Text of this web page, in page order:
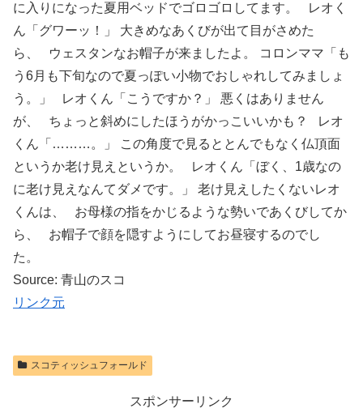
に入りになった夏用ベッドでゴロゴロしてます。 レオく
ん「グワーッ！」 大きめなあくびが出て目がさめた
ら、 ウェスタンなお帽子が来ましたよ。 コロンママ「も
う6月も下旬なので夏っぽい小物でおしゃれしてみましょ
う。」 レオくん「こうですか？」 悪くはありません
が、 ちょっと斜めにしたほうがかっこいいかも？ レオ
くん「………。」 この角度で見るととんでもなく仏頂面
というか老け見えというか。 レオくん「ぼく、1歳なの
に老け見えなんてダメです。」 老け見えしたくないレオ
くんは、 お母様の指をかじるような勢いであくびしてか
ら、 お帽子で顔を隠すようにしてお昼寝するのでし
た。
Source: 青山のスコ
リンク元
スコティッシュフォールド
スポンサーリンク